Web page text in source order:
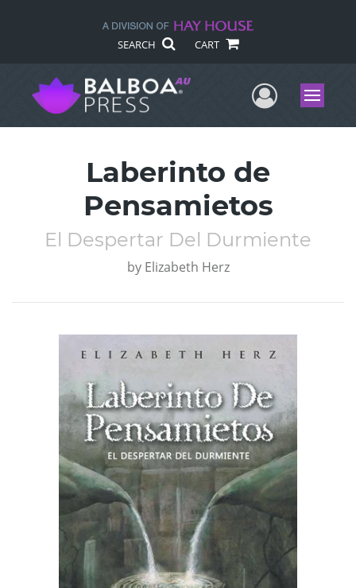
SEARCH CART
UserMenu
Laberinto de
Pensamietos
El Despertar Del Durmiente
by Elizabeth Herz